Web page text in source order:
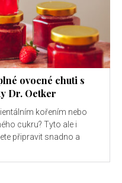
ovocné chuti s
Dr. Oetker
kořením nebo
cukru? Tyto ale i
připravit snadno a